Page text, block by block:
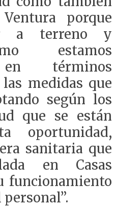
porque
a terreno y
estamos
en términos
medidas que
según los
que se están
oportunidad,
sanitaria que
en Casas
funcionamiento